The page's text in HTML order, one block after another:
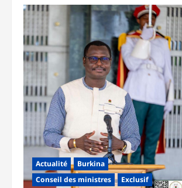
Actualité
Burkina
Conseil des ministres
Exclusif